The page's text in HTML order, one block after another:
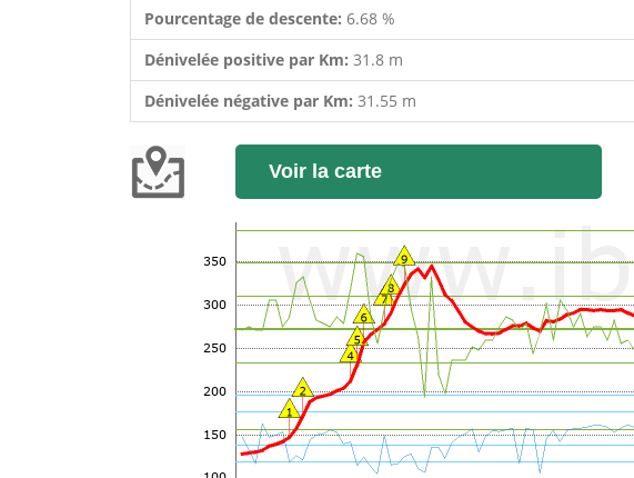
Pourcentage de descente: 6.68 %
Dénivelée positive par Km: 31.8 m
Dénivelée négative par Km: 31.55 m
Voir la carte